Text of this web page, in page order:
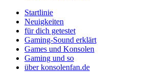
Startlinie
Neuigkeiten
für dich getestet
Gaming-Sound erklärt
Games und Konsolen
Gaming und so
über konsolenfan.de